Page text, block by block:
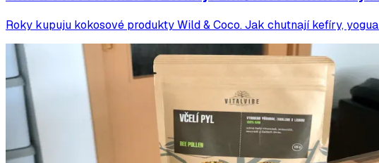
Roky kupuju kokosové produkty Wild & Coco. Jak chutnají kefíry,